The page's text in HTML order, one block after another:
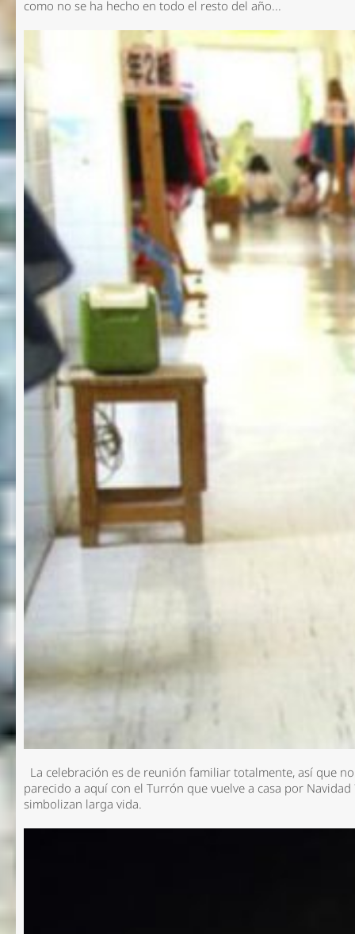
como no se ha hecho en todo el resto del año...
La celebración es de reunión familiar totalmente, así que
parecido a aquí con el Turrón que vuelve a casa por
simbolizan larga vida.